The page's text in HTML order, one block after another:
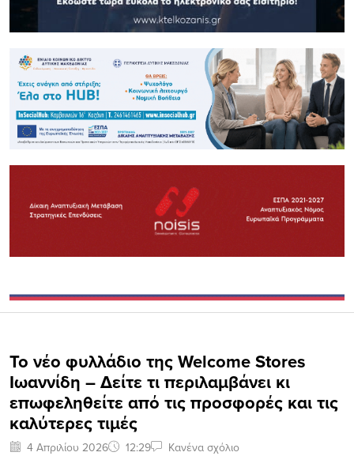
To νέο φυλλάδιο της Welcome Stores
Ιωαννίδη – Δείτε τι περιλαμβάνει κι
επωφεληθείτε από τις προσφορές και τις
καλύτερες τιμές
4 Απριλίου 2026 12:29 Κανένα σχόλιο